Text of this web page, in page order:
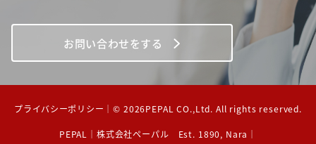
お問い合わせをする
PEPAL｜株式会社ペーパル Est. 1890, Nara｜
プライバシーポリシー ｜© 2026PEPAL CO.,Ltd. All rights reserved.